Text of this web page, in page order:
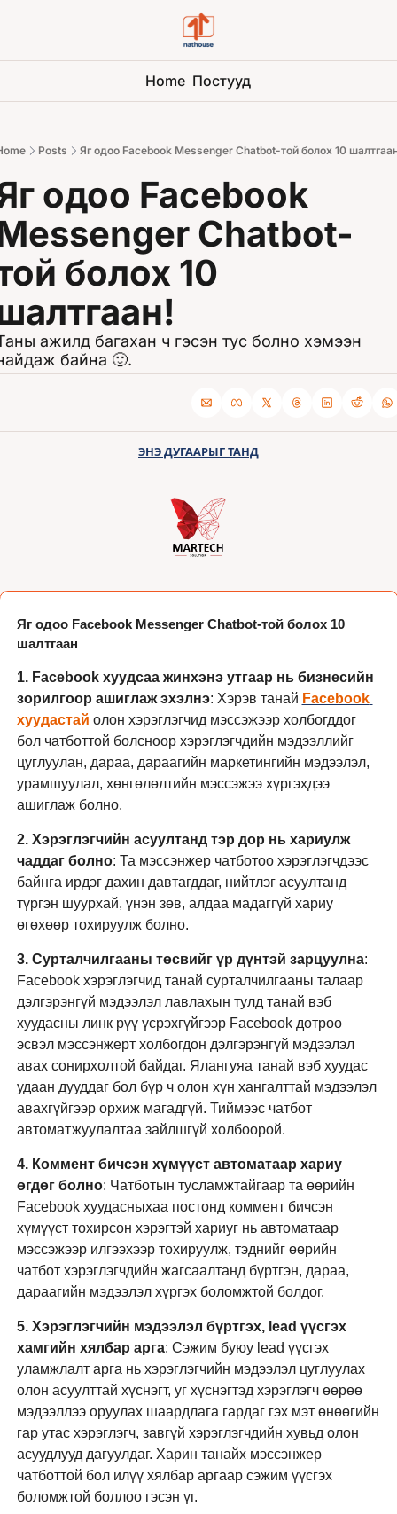
Home Постууд
Posts Яг одоо Facebook Messenger Chatbot-той болох 10
одоо Facebook
Chatbot-
болох 10
ажилд багахан ч гэсэн тус болно хэмээн
байна 🙂.
ЭНЭ ДУГААРЫГ ТАНД
Яг одоо Facebook Messenger Chatbot-той болох 10
шалтгаан
1. Facebook хуудсаа жинхэнэ утгаар нь бизнесийн
зорилгоор ашиглаж эхэлнэ: Хэрэв танай Facebook
хуудастай олон хэрэглэгчид мэссэжээр холбогддог
бол чатботтой болсноор хэрэглэгчдийн мэдээллийг
цуглуулан, дараа, дараагийн маркетингийн мэдээлэл,
урамшуулал, хөнгөлөлтийн мэссэжээ хүргэхдээ
ашиглаж болно.
2. Хэрэглэгчийн асуултанд тэр дор нь хариулж
чаддаг болно: Та мэссэнжер чатботоо хэрэглэгчдээс
байнга ирдэг дахин давтагддаг, нийтлэг асуултанд
түргэн шуурхай, үнэн зөв, алдаа мадаггүй хариу
өгөхөөр тохируулж болно.
3. Сурталчилгааны төсвийг үр дүнтэй зарцуулна:
Facebook хэрэглэгчид танай сурталчилгааны талаар
дэлгэрэнгүй мэдээлэл лавлахын тулд танай вэб
хуудасны линк рүү үсрэхгүйгээр Facebook дотроо
эсвэл мэссэнжерт холбогдон дэлгэрэнгүй мэдээлэл
авах сонирхолтой байдаг. Ялангуяа танай вэб хуудас
удаан дууддаг бол бүр ч олон хүн хангалттай мэдээлэл
авахгүйгээр орхиж магадгүй. Тиймээс чатбот
автоматжуулалтаа зайлшгүй холбоорой.
4. Коммент бичсэн хүмүүст автоматаар хариу
өгдөг болно: Чатботын тусламжтайгаар та өөрийн
Facebook хуудасныхаа постонд коммент бичсэн
хүмүүст тохирсон хэрэгтэй хариуг нь автоматаар
мэссэжээр илгээхээр тохируулж, тэднийг өөрийн
чатбот хэрэглэгчдийн жагсаалтанд бүртгэн, дараа,
дараагийн мэдээлэл хүргэх боломжтой болдог.
5. Хэрэглэгчийн мэдээлэл бүртгэх, lead үүсгэх
хамгийн хялбар арга: Сэжим буюу lead үүсгэх
уламжлалт арга нь хэрэглэгчийн мэдээлэл цуглуулах
олон асуулттай хүснэгт, уг хүснэгтэд хэрэглэгч өөрөө
мэдээллээ оруулах шаардлага гардаг гэх мэт өнөөгийн
гар утас хэрэглэгч, завгүй хэрэглэгчдийн хувьд олон
асуудлууд дагуулдаг. Харин танайх мэссэнжер
чатботтой бол илүү хялбар аргаар сэжим үүсгэх
боломжтой боллоо гэсэн үг.